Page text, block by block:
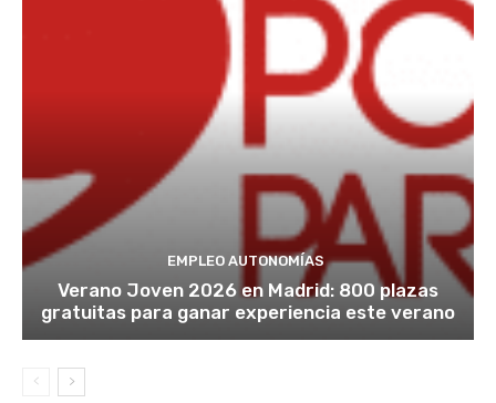
EMPLEO AUTONOMÍAS
Verano Joven 2026 en Madrid: 800 plazas
gratuitas para ganar experiencia este verano